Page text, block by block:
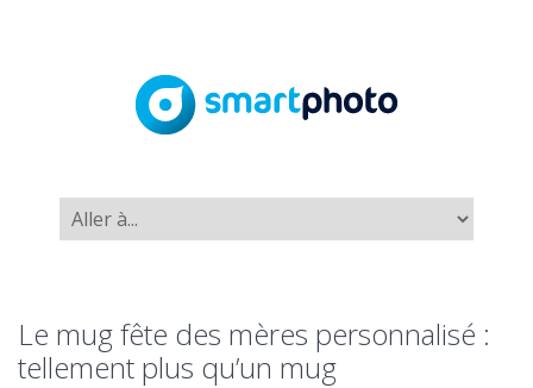
Le mug fête des mères personnalisé :
tellement plus qu’un mug